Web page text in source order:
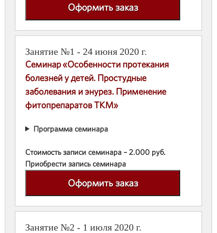
Оформить заказ
Занятие №1 - 24 июня 2020 г.
Семинар «Особенности протекания
болезней у детей. Простудные
заболевания и энурез. Применение
фитопрепаратов ТКМ»
Программа семинара
Стоимость записи семинара – 2.000 руб.
Приобрести запись семинара
Оформить заказ
Занятие №2 - 1 июля 2020 г.